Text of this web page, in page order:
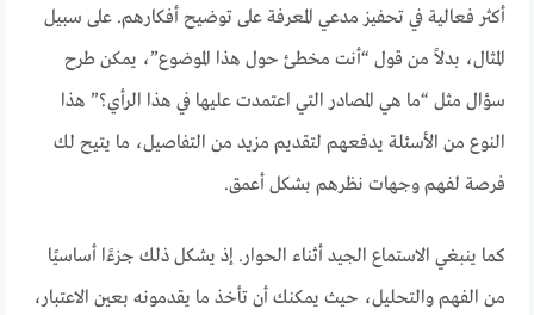
أكثر فعالية في تحفيز مدعي المعرفة على توضيح أفكارهم. على سبيل
المثال، بدلاً من قول “أنت مخطئ حول هذا الموضوع”، يمكن طرح
سؤال مثل “ما هي المصادر التي اعتمدت عليها في هذا الرأي؟” هذا
النوع من الأسئلة يدفعهم لتقديم مزيد من التفاصيل، ما يتيح لك
فرصة لفهم وجهات نظرهم بشكل أعمق.
كما ينبغي الاستماع الجيد أثناء الحوار. إذ يشكل ذلك جزءًا أساسيًا
من الفهم والتحليل، حيث يمكنك أن تأخذ ما يقدمونه بعين الاعتبار،